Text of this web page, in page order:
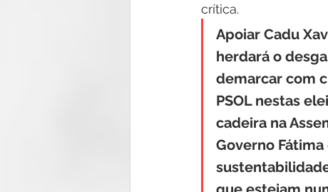
crítica.
Apoiar Cadu
herdará o
demarcar com
PSOL nestas
cadeira na
Governo